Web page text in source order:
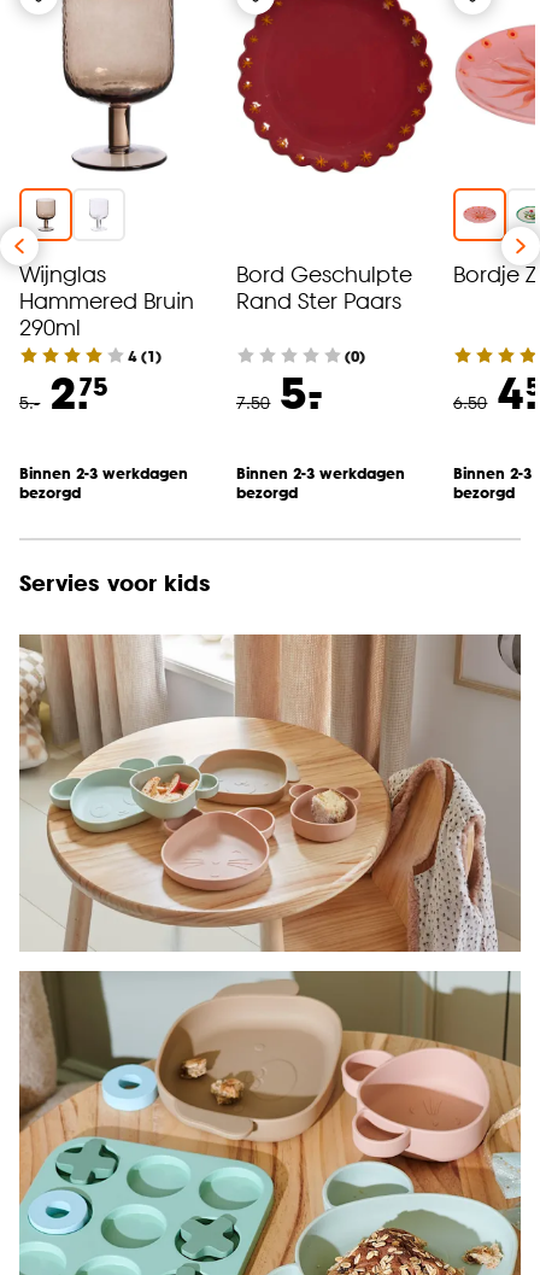
Wijnglas
Hammered Bruin
290ml
4(1)
5.- 2.75
Binnen 2-3 werkdagen
bezorgd
Bord Geschulpte
Rand Ster Paars
(0)
7.50 5.
-
Binnen 2-3 werkdagen
bezorgd
Bordje
6.50 4.
Binnen 2-3
bezorgd
Servies voor kids